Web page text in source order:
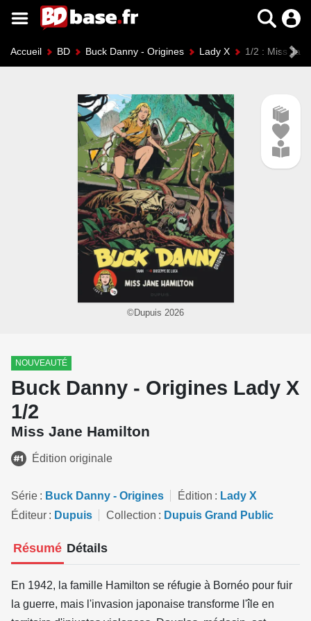
Accueil BD Buck Danny - Origines Lady X 1/2 : Miss
©Dupuis 2026
NOUVEAUTÉ
Buck Danny - Origines Lady X
1/2
Miss Jane Hamilton
Édition originale
Série Buck Danny - Origines Édition
Lady X
Éditeur
Dupuis Collection Dupuis Grand Public
Résumé Détails
En 1942, la famille Hamilton se réfugie à Bornéo pour fuir
la guerre, mais l'invasion japonaise transforme l'île en